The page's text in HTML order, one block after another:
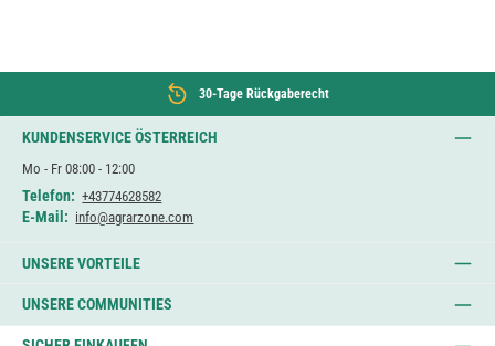
30-Tage Rückgaberecht
KUNDENSERVICE ÖSTERREICH
Mo - Fr 08:00 - 12:00
Telefon: +43774628582
E-Mail: info@agrarzone.com
UNSERE VORTEILE
UNSERE COMMUNITIES